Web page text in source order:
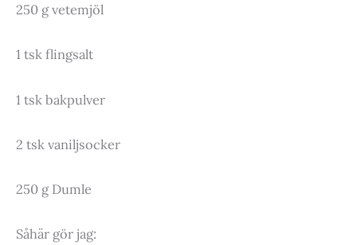
250 g vetemjöl
1 tsk flingsalt
1 tsk bakpulver
2 tsk vaniljsocker
250 g Dumle
Såhär gör jag: